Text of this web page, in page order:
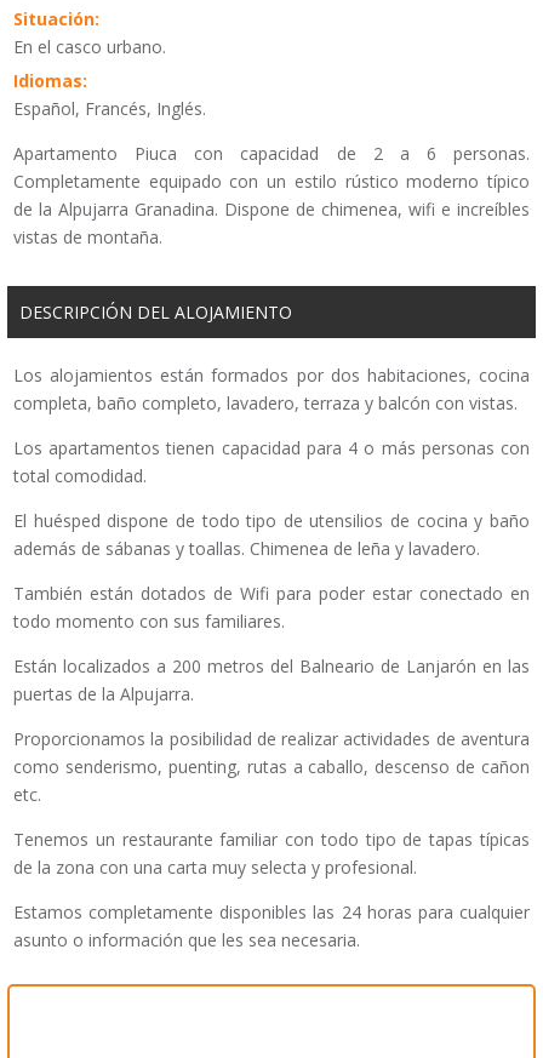
Situación:
En el casco urbano.
Idiomas:
Español, Francés, Inglés.
Apartamento Piuca con capacidad de 2 a 6 personas.
Completamente equipado con un estilo rústico moderno típico
de la Alpujarra Granadina. Dispone de chimenea, wifi e increíbles
vistas de montaña.
DESCRIPCIÓN DEL ALOJAMIENTO
Los alojamientos están formados por dos habitaciones, cocina
completa, baño completo, lavadero, terraza y balcón con vistas.
Los apartamentos tienen capacidad para 4 o más personas con
total comodidad.
El huésped dispone de todo tipo de utensilios de cocina y baño
además de sábanas y toallas. Chimenea de leña y lavadero.
También están dotados de Wifi para poder estar conectado en
todo momento con sus familiares.
Están localizados a 200 metros del Balneario de Lanjarón en las
puertas de la Alpujarra.
Proporcionamos la posibilidad de realizar actividades de aventura
como senderismo, puenting, rutas a caballo, descenso de cañon
etc.
Tenemos un restaurante familiar con todo tipo de tapas típicas
de la zona con una carta muy selecta y profesional.
Estamos completamente disponibles las 24 horas para cualquier
asunto o información que les sea necesaria.